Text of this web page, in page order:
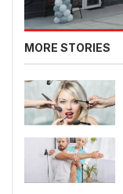
MORE STORIES